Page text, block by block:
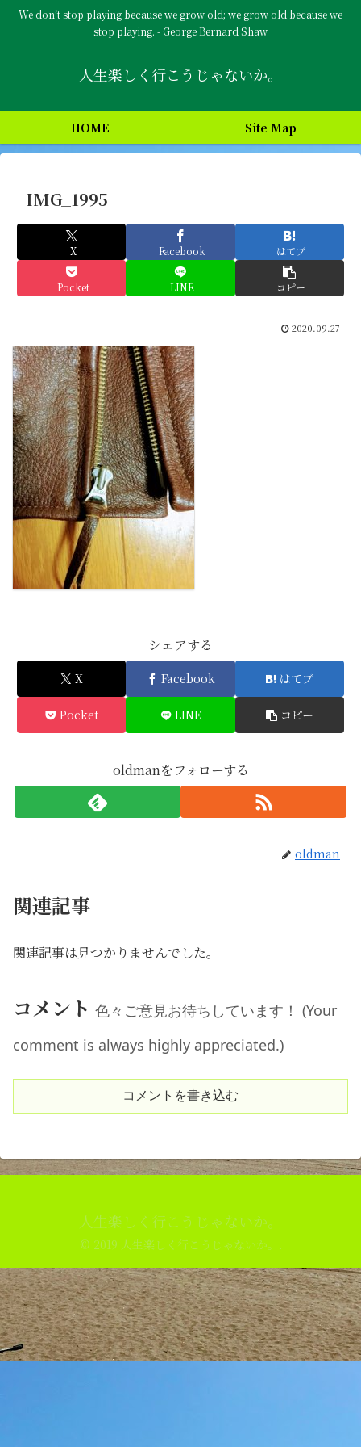
We don’t stop playing because we grow old; we grow old because we
stop playing. - George Bernard Shaw
人生楽しく行こうじゃないか。
HOME Site Map
IMG_1995
X Facebook はてブ
Pocket LINE コピー
2020.09.27
シェアする
X Facebook はてブ
Pocket LINE コピー
oldmanをフォローする
oldman
関連記事
関連記事は見つかりませんでした。
コメント 色々ご意見お待ちしています！ (Your
comment is always highly appreciated.)
コメントを書き込む
人生楽しく行こうじゃないか。
© 2019 人生楽しく行こうじゃないか。.